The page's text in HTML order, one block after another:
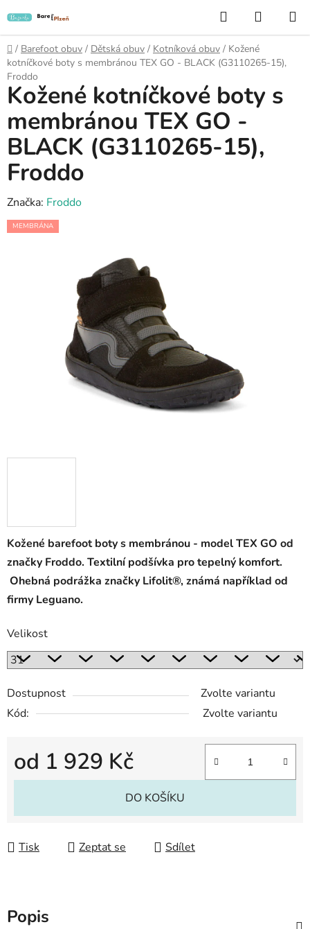
na
obsah
Hledat
KOŠÍK
Domů
/ Barefoot obuv / Dětská obuv / Kotníková obuv / Kožené
kotníčkové boty s membránou TEX GO - BLACK (G3110265-15),
Froddo
Kožené barefoot boty s membránou - model TEX GO od
značky Froddo. Textilní podšívka pro tepelný komfort.
Ohebná podrážka značky Lifolit®, známá například od
firmy Leguano.
Velikost
Dostupnost
Zvolte variantu
Kód:
Zvolte variantu
od 1 929 Kč
Měrná cena:
DO KOŠÍKU
Tisk Zeptat se Sdílet
Kožené kotníčkové boty s
membránou TEX GO -
BLACK (G3110265-15),
Froddo
Značka: Froddo
MEMBRÁNA
Popis